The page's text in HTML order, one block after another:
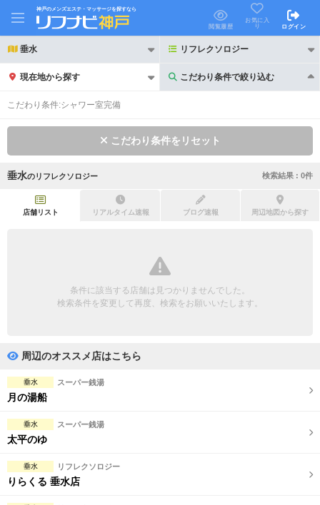
神戸のメンズエステ・マッサージを探すなら
閲覧履歴
お気に入
り
ログイン
垂水 リフレクソロジー
現在地から探す こだわり条件で絞り込む
こだわり条件で絞り込む
初回割引あり リピーター割引あり
団体様歓迎
ペアルームあり
フットバスあり
日本人スタッフのみ
スタッフ指名可
こだわり条件:シャワー室完備
こだわり条件をリセット
垂水のリフレクソロジー 検索結果 : 0件
店舗リスト リアルタイム速報 ブログ速報 周辺地図から探す
条件に該当する店舗は見つかりませんでした。
検索条件を変更して再度、検索をお願いいたします。
周辺のオススメ店はこちら
垂水 スーパー銭湯
月の湯船
垂水 スーパー銭湯
太平のゆ
垂水 リフレクソロジー
りらくる 垂水店